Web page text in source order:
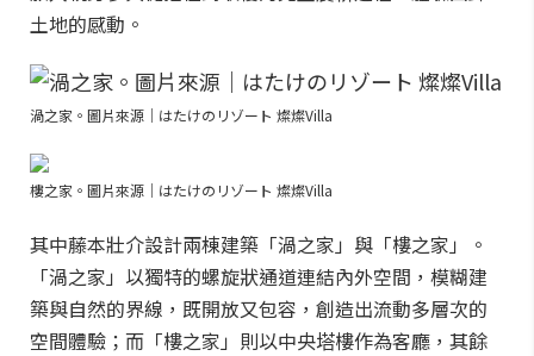
土地的感動。
渦之家。圖片來源｜はたけのリゾート 燦燦Villa
樓之家。圖片來源｜はたけのリゾート 燦燦Villa
其中藤本壯介設計兩棟建築「渦之家」與「樓之家」。
「渦之家」以獨特的螺旋狀通道連結內外空間，模糊建
築與自然的界線，既開放又包容，創造出流動多層次的
空間體驗；而「樓之家」則以中央塔樓作為客廳，其餘